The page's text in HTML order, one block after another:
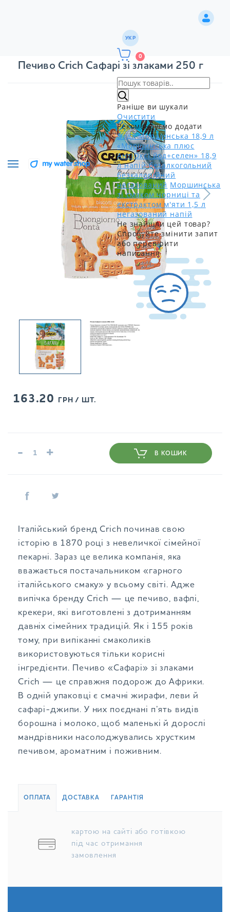
УКР
0
Раніше ви шукали
Очистити
Рекомендуємо додати
Вода Моршинська 18,9 л
«Моршинська плюс
АнтіОксі йод+селен» 18,9
л напій безалкогольний
безкалорійний
негазований Моршинська
зі смаком чорниці та
екстрактом м'яти 1,5 л
негазований напій
Не знайшли цей товар?
Спробуйте змінити запит
або перевірити
написання
Печиво Crich Сафарі зі злаками 250 г
163.20 ГРН / ШТ.
- + В КОШИК
Італійський бренд Crich починав свою
історію в 1870 році з невеличкої сімейної
пекарні. Зараз це велика компанія, яка
вважається постачальником «гарного
італійського смаку» у всьому світі. Адже
випічка бренду Crich — це печиво, вафлі,
крекери, які виготовлені з дотриманням
давніх сімейних традицій. Як і 155 років
тому, при випіканні смаколиків
використовуються тільки корисні
інгредієнти. Печиво «Сафарі» зі злаками
Crich — це справжня подорож до Африки.
В одній упаковці є смачні жирафи, леви й
сафарі-джипи. У них поєднані п’ять видів
борошна і молоко, щоб маленькі й дорослі
мандрівники насолоджувались хрустким
печивом, ароматним і поживним.
ОПЛАТА ДОСТАВКА ГАРАНТІЯ
картою на сайті або готівкою
під час отримання
замовлення